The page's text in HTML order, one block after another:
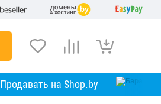
Продавать на Shop.by